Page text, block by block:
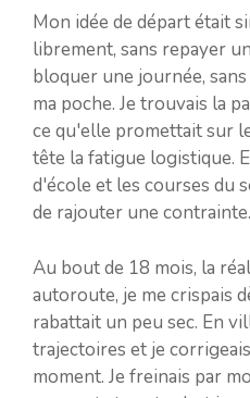
Mon idée de départ était
librement, sans repayer
bloquer une journée,
ma poche. Je trouvais la
ce qu'elle promettait sur
tête la fatigue logistique.
d'école et les courses du
de rajouter une contrainte.
Au bout de 18 mois, la
autoroute, je me crispais
rabattait un peu sec. En
trajectoires et je
moment. Je freinais par